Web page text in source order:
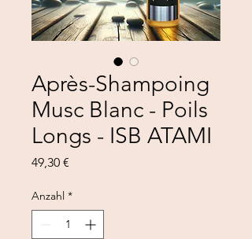
Après-Shampoing
Musc Blanc - Poils
Longs - ISB ATAMI
49,30 €
Anzahl *